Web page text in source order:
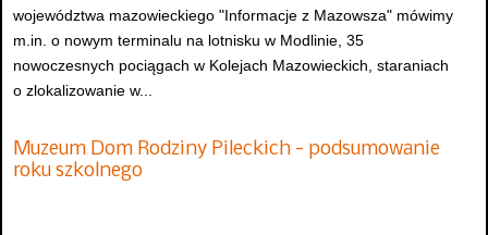
województwa mazowieckiego "Informacje z Mazowsza" mówimy
m.in. o nowym terminalu na lotnisku w Modlinie, 35
nowoczesnych pociągach w Kolejach Mazowieckich, staraniach
o zlokalizowanie w...
Muzeum Dom Rodziny Pileckich - podsumowanie
roku szkolnego